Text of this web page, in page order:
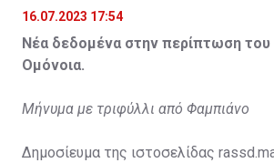
16.07.2023 17:54
Νέα δεδομένα στην περίπτωση του
Ομόνοια.
Μήνυμα με τριφύλλι από Φαμπιάνο
Δημοσίευμα της ιστοσελίδας